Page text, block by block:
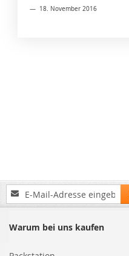
18. November 2016
Anmeldung
zum
Warum bei uns kaufen